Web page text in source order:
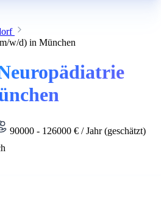
w/d) in München
90000 - 126000 € / Jahr (geschätzt)